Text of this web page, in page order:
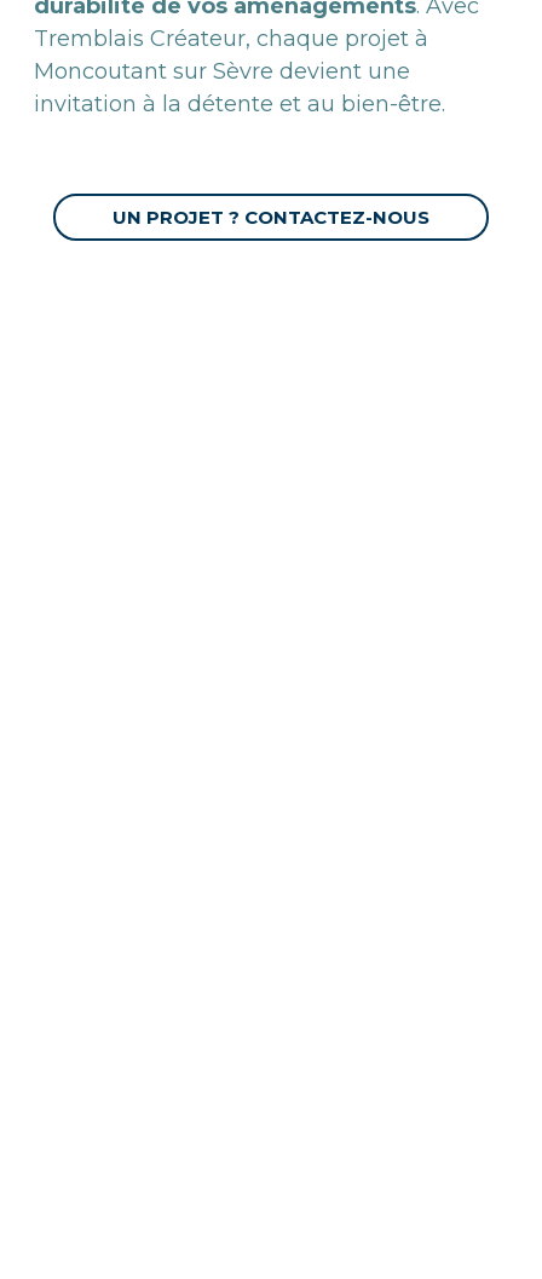
durabilité de vos aménagements. Avec
Tremblais Créateur, chaque projet à
Moncoutant sur Sèvre devient une
invitation à la détente et au bien-être.
UN PROJET ? CONTACTEZ-NOUS